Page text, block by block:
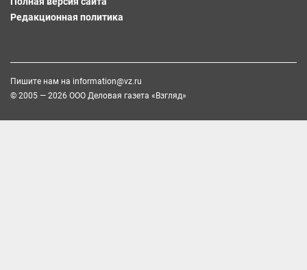
Редакционная политика
Пишите нам на information@vz.ru
© 2005 — 2026 ООО Деловая газета «Взгляд»